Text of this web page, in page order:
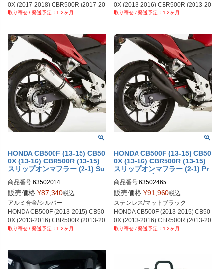
0X (2017-2018) CBR500R (2017-20
18)
1-2ヶ月
0X (2013-2016) CBR500R (2013-20
15)
1-2ヶ月
HONDA CB500F (13-15) CB50
0X (13-16) CBR500R (13-15)
スリップオンマフラー (2-1) Su
商品番号 63502014
販売価格 ¥87,340税込
アルミ合金/シルバー
HONDA CB500F (2013-2015) CB50
0X (2013-2016) CBR500R (2013-20
15)
1-2ヶ月
HONDA CB500F (13-15) CB50
0X (13-16) CBR500R (13-15)
スリップオンマフラー (2-1) Pr
商品番号 63502465
販売価格 ¥91,960税込
ステンレス/マットブラック
HONDA CB500F (2013-2015) CB50
0X (2013-2016) CBR500R (2013-20
15)
1-2ヶ月